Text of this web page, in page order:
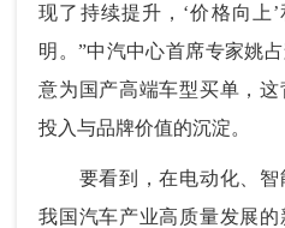
现了持续提升，‘价格向上
明。”中汽中心首席专家姚
意为国产高端车型买单，
投入与品牌价值的沉淀。
要看到，在电动化、智
我国汽车产业高质量发展